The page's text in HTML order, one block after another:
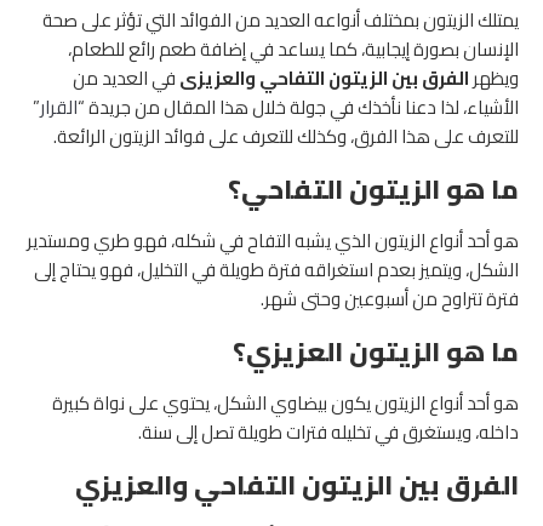
يمتلك الزيتون بمختلف أنواعه العديد من الفوائد التي تؤثر على صحة
الإنسان بصورة إيجابية، كما يساعد في إضافة طعم رائع للطعام،
ويظهرالفرق بين الزيتون التفاحي والعزيزىفي العديد من
الأشياء، لذا دعنا نأخذك في جولة خلال هذا المقال من جريدة “القرار”
للتعرف على هذا الفرق، وكذلك للتعرف على فوائد الزيتون الرائعة.
ما هو الزيتون التفاحي؟
هو أحد أنواع الزيتون الذي يشبه التفاح في شكله، فهو طري ومستدير
الشكل، ويتميز بعدم استغراقه فترة طويلة في التخليل، فهو يحتاج إلى
فترة تتراوح من أسبوعين وحتى شهر.
ما هو الزيتون العزيزي؟
هو أحد أنواع الزيتون يكون بيضاوي الشكل، يحتوي على نواة كبيرة
داخله، ويستغرق في تخليله فترات طويلة تصل إلى سنة.
الفرق بين الزيتون التفاحي والعزيزي